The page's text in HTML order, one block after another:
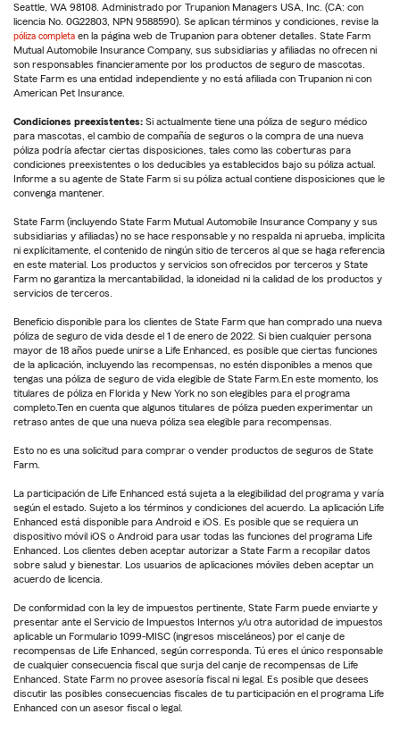
Seattle, WA 98108. Administrado por Trupanion Managers USA, Inc. (CA: con
licencia No. 0G22803, NPN 9588590). Se aplican términos y condiciones, revise la
póliza completa en la página web de Trupanion para obtener detalles. State Farm
Mutual Automobile Insurance Company, sus subsidiarias y afiliadas no ofrecen ni
son responsables financieramente por los productos de seguro de mascotas.
State Farm es una entidad independiente y no está afiliada con Trupanion ni con
American Pet Insurance.
Condiciones preexistentes: Si actualmente tiene una póliza de seguro médico
para mascotas, el cambio de compañía de seguros o la compra de una nueva
póliza podría afectar ciertas disposiciones, tales como las coberturas para
condiciones preexistentes o los deducibles ya establecidos bajo su póliza actual.
Informe a su agente de State Farm si su póliza actual contiene disposiciones que le
convenga mantener.
State Farm (incluyendo State Farm Mutual Automobile Insurance Company y sus
subsidiarias y afiliadas) no se hace responsable y no respalda ni aprueba, implícita
ni explícitamente, el contenido de ningún sitio de terceros al que se haga referencia
en este material. Los productos y servicios son ofrecidos por terceros y State
Farm no garantiza la mercantabilidad, la idoneidad ni la calidad de los productos y
servicios de terceros.
Beneficio disponible para los clientes de State Farm que han comprado una nueva
póliza de seguro de vida desde el 1 de enero de 2022. Si bien cualquier persona
mayor de 18 años puede unirse a Life Enhanced, es posible que ciertas funciones
de la aplicación, incluyendo las recompensas, no estén disponibles a menos que
tengas una póliza de seguro de vida elegible de State Farm.En este momento, los
titulares de póliza en Florida y New York no son elegibles para el programa
completo.Ten en cuenta que algunos titulares de póliza pueden experimentar un
retraso antes de que una nueva póliza sea elegible para recompensas.
Esto no es una solicitud para comprar o vender productos de seguros de State
Farm.
La participación de Life Enhanced está sujeta a la elegibilidad del programa y varía
según el estado. Sujeto a los términos y condiciones del acuerdo. La aplicación Life
Enhanced está disponible para Android e iOS. Es posible que se requiera un
dispositivo móvil iOS o Android para usar todas las funciones del programa Life
Enhanced. Los clientes deben aceptar autorizar a State Farm a recopilar datos
sobre salud y bienestar. Los usuarios de aplicaciones móviles deben aceptar un
acuerdo de licencia.
De conformidad con la ley de impuestos pertinente, State Farm puede enviarte y
presentar ante el Servicio de Impuestos Internos y/u otra autoridad de impuestos
aplicable un Formulario 1099-MISC (ingresos misceláneos) por el canje de
recompensas de Life Enhanced, según corresponda. Tú eres el único responsable
de cualquier consecuencia fiscal que surja del canje de recompensas de Life
Enhanced. State Farm no provee asesoría fiscal ni legal. Es posible que desees
discutir las posibles consecuencias fiscales de tu participación en el programa Life
Enhanced con un asesor fiscal o legal.